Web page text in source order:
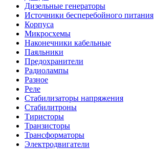
Дизельные генераторы
Источники бесперебойного питания
Корпуса
Микросхемы
Наконечники кабельные
Паяльники
Предохранители
Радиолампы
Разное
Реле
Стабилизаторы напряжения
Стабилитроны
Тиристоры
Транзисторы
Трансформаторы
Электродвигатели